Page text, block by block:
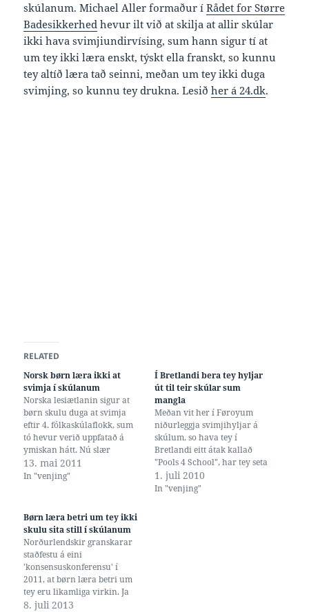
skúlanum. Michael Aller formaður íRådet for Større
Badesikkerhed hevur ilt við at skilja at allir skúlar
ikki hava svimjiundirvísing, sum hann sigur tí at
um tey ikki læra enskt, týskt ella franskt, so kunnu
tey altíð læra tað seinni, meðan um tey ikki duga
svimjing, so kunnu tey drukna. Lesiðher á 24.dk.
RELATED
Norsk børn læra ikki at
svimja í skúlanum
Norska lesiætlanin sigur at
børn skulu duga at svimja
eftir 4. fólkaskúlaflokk, sum
tó hevur verið uppfatað á
ymiskan hátt. Nú slær
Kunnskapsdepartementet tó
fast at børnini skulu duga at
100 metrar á búkinum og
hareftir 100 metrar á
rygginum. Um børnini…
13. mai 2011
In "venjing"
Í Bretlandi bera tey hyljar
út til teir skúlar sum
mangla
Meðan vit her í Føroyum
niðurleggja svimjihyljar á
skúlum, so hava tey í
Bretlandi eitt átak kallað
"Pools 4 School", har tey seta
fyribils svimjihyljar upp í
skúlum har eingin er, og so
1. juli 2010
In "venjing"
Børn læra betri um tey ikki
skulu sita still í skúlanum
Norðurlendskir granskarar
staðfestu á eini
'konsensuskonferensu' í
2011, at børn læra betri um
tey eru likamliga virkin. Ja
faktiskt vit øll, líkamikið
8. juli 2013